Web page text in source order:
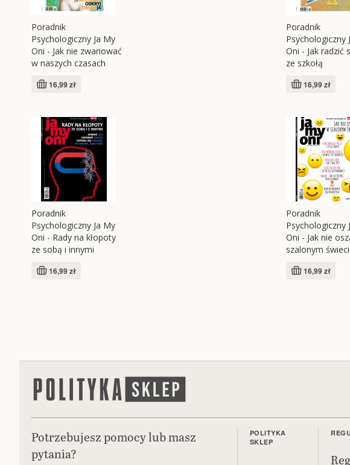
Poradnik
Psychologiczny Ja My
Oni - Jak nie zwariować
w naszych czasach
16,99 zł
Poradnik
Psychologiczny
Oni - Jak radzić
ze szkołą
16,99 zł
Poradnik
Psychologiczny Ja My
Oni - Rady na kłopoty
ze sobą i innymi
16,99 zł
Poradnik
Psychologiczny
Oni - Jak nie
szalonym
16,99 zł
Potrzebujesz pomocy lub masz
pytania?
POLITYKA
SKLEP